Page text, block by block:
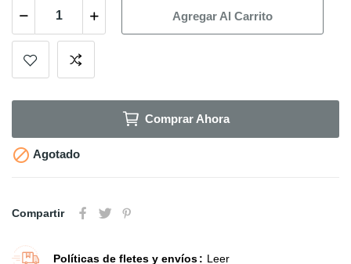
Agregar Al Carrito
Comprar Ahora
 Agotado
Compartir
Políticas de fletes y envíos Leer